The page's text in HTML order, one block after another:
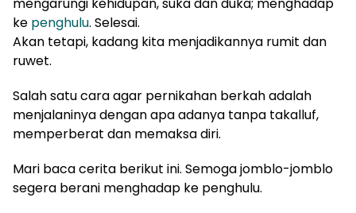
ke penghulu. Selesai.
Akan tetapi, kadang kita menjadikannya rumit dan
ruwet.
Salah satu cara agar pernikahan berkah adalah
menjalaninya dengan apa adanya tanpa takalluf,
memperberat dan memaksa diri.
Mari baca cerita berikut ini. Semoga jomblo-jomblo
segera berani menghadap ke penghulu.